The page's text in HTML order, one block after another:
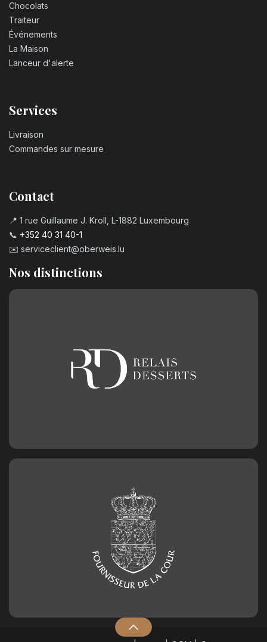
Chocolats
Traiteur
Événements
La Maison
Lanceur d'alerte
Services
Livraison
Commandes sur mesure
Contact
📍 1 rue Guillaume J. Kroll, L-1882 Luxembourg
📞 +352 40 31 40-1
✉️ serviceclient@oberweis.lu
Nos distinctions